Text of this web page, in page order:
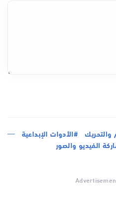
والتحريك
#الأدوات الإبداعية
الفيديو والصور